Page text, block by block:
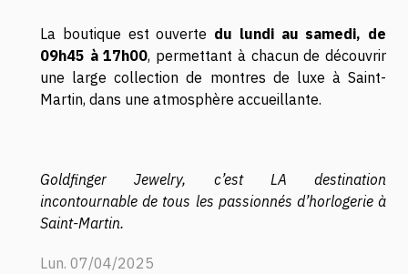
La boutique est ouverte du lundi au samedi, de
09h45 à 17h00, permettant à chacun de découvrir
une large collection de montres de luxe à Saint-
Martin, dans une atmosphère accueillante.
Goldfinger Jewelry, c’est LA destination
incontournable de tous les passionnés d’horlogerie à
Saint-Martin.
Lun. 07/04/2025